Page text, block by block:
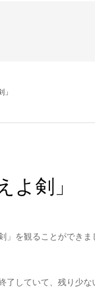
よ剣」
」を観ることができ
了していて、残り少